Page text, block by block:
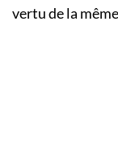
vertu de la